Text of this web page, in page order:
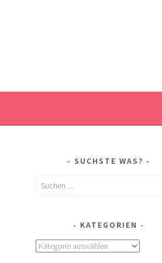
SUCHSTE WAS?
Suchen
KATEGORIEN
Kategorien